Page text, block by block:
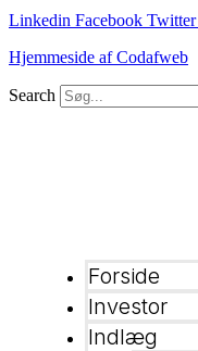
Linkedin Facebook Twitter
Hjemmeside af Codafweb
Search
Forside
Investor
Indlæg